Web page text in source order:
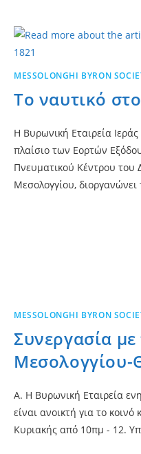
MESSOLONGHI BYRON
Το ναυτικό
Η Βυρωνική Εταιρεία
πλαίσιο των Εορτών
Πνευματικού Κέντρου του
Μεσολογγίου,
MESSOLONGHI BYRON
Συνεργασία
Μεσολογγίου-
A. Η Βυρωνική Εταιρεία
είναι ανοικτή για το
Κυριακής από 10πμ - 12.